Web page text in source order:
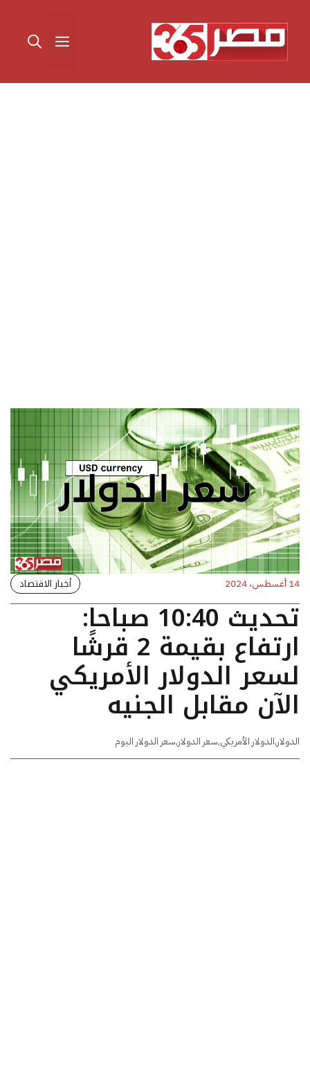
المحتوى القائمة
14 أغسطس، 2024 أخبار الاقتصاد
تحديث 10:40 صباحا:
ارتفاع بقيمة 2 قرشًا
لسعر الدولار الأمريكي
الآن مقابل الجنيه
الدولار,الدولار الأمريكي,سعر الدولار,سعر الدولار اليوم